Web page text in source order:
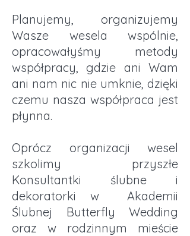
Planujemy, organizujemy
Wasze wesela wspólnie,
opracowałyśmy metody
współpracy, gdzie ani Wam
ani nam nic nie umknie, dzięki
czemu nasza współpraca jest
płynna.
Oprócz organizacji wesel
szkolimy przyszłe
Konsultantki ślubne i
dekoratorki w Akademii
Ślubnej Butterfly Wedding
oraz w rodzinnym mieście